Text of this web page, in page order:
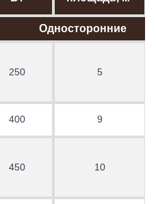
Односторонние
250 5
400 9
450 10